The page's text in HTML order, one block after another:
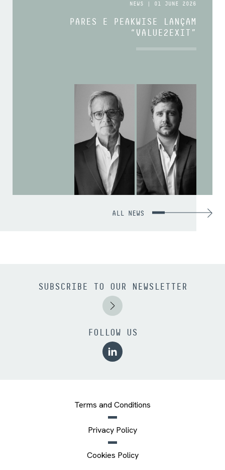
NEWS | 01 JUNE 2026
PARES E PEAKWISE LANÇAM
“VALUE2EXIT”
ALL NEWS
SUBSCRIBE TO OUR NEWSLETTER
FOLLOW US
Terms and Conditions
Privacy Policy
Cookies Policy